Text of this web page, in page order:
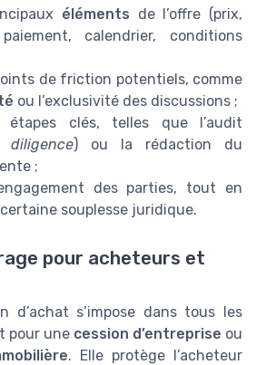
éléments de l’offre (prix,
calendrier, conditions
de friction potentiels, comme
ou l’exclusivité des discussions ;
étapes clés, telles que l’audit
diligence) ou la rédaction du
;
des parties, tout en
souplesse juridique.
pour acheteurs et
d’achat s’impose dans tous les
pour une cession d’entreprise ou
. Elle protège l’acheteur